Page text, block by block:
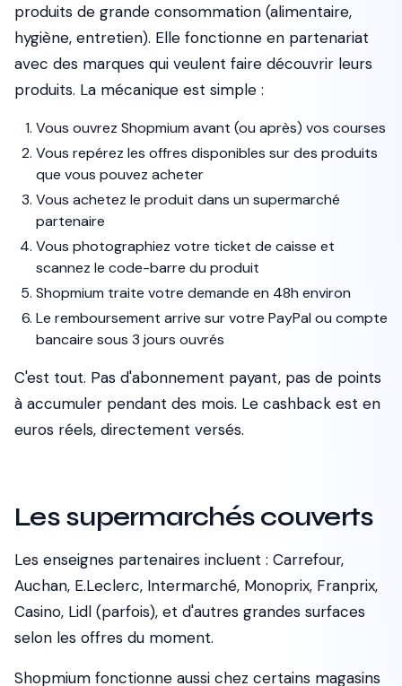
produits de grande consommation (alimentaire,
hygiène, entretien). Elle fonctionne en partenariat
avec des marques qui veulent faire découvrir leurs
produits. La mécanique est simple :
Vous ouvrez Shopmium avant (ou après) vos courses
Vous repérez les offres disponibles sur des produits
que vous pouvez acheter
Vous achetez le produit dans un supermarché
partenaire
Vous photographiez votre ticket de caisse et
scannez le code-barre du produit
Shopmium traite votre demande en 48h environ
Le remboursement arrive sur votre PayPal ou compte
bancaire sous 3 jours ouvrés
C'est tout. Pas d'abonnement payant, pas de points
à accumuler pendant des mois. Le cashback est en
euros réels, directement versés.
Les supermarchés couverts
Les enseignes partenaires incluent : Carrefour,
Auchan, E.Leclerc, Intermarché, Monoprix, Franprix,
Casino, Lidl (parfois), et d'autres grandes surfaces
selon les offres du moment.
Shopmium fonctionne aussi chez certains magasins